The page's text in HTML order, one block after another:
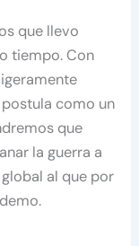
que llevo
tiempo. Con
como un
que
la guerra a
al que por